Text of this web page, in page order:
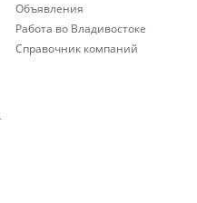
Объявления
Работа во Владивостоке
Справочник компаний